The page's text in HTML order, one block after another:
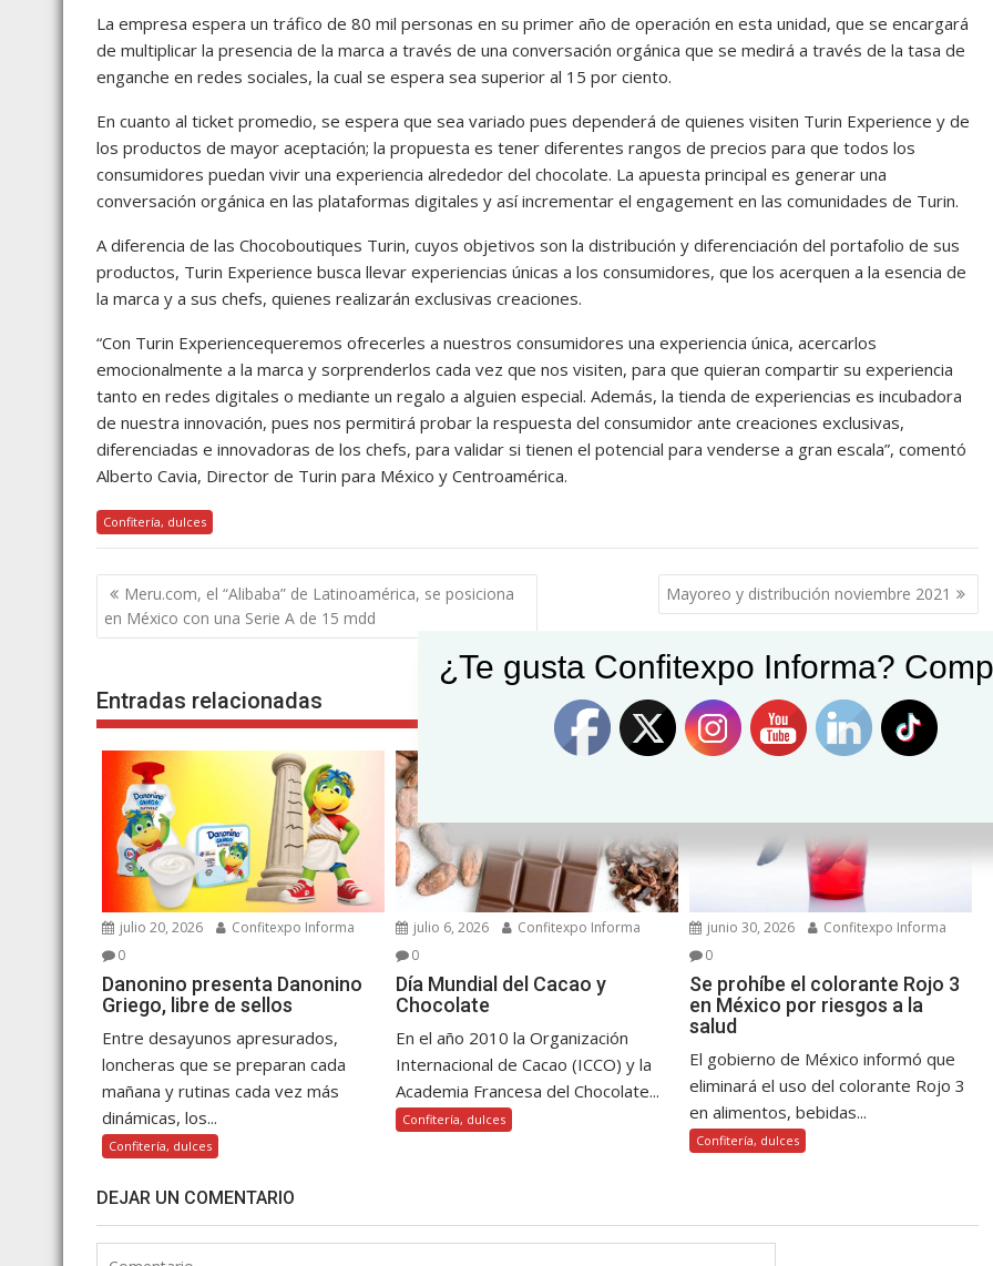
La empresa espera un tráfico de 80 mil personas en su primer año de operación en esta unidad, que se encargará
de multiplicar la presencia de la marca a través de una conversación orgánica que se medirá a través de la tasa de
enganche en redes sociales, la cual se espera sea superior al 15 por ciento.
En cuanto al ticket promedio, se espera que sea variado pues dependerá de quienes visiten Turin Experience y de
los productos de mayor aceptación; la propuesta es tener diferentes rangos de precios para que todos los
consumidores puedan vivir una experiencia alrededor del chocolate. La apuesta principal es generar una
conversación orgánica en las plataformas digitales y así incrementar el engagement en las comunidades de Turin.
A diferencia de las Chocoboutiques Turin, cuyos objetivos son la distribución y diferenciación del portafolio de sus
productos, Turin Experience busca llevar experiencias únicas a los consumidores, que los acerquen a la esencia de
la marca y a sus chefs, quienes realizarán exclusivas creaciones.
“Con Turin Experiencequeremos ofrecerles a nuestros consumidores una experiencia única, acercarlos
emocionalmente a la marca y sorprenderlos cada vez que nos visiten, para que quieran compartir su experiencia
tanto en redes digitales o mediante un regalo a alguien especial. Además, la tienda de experiencias es incubadora
de nuestra innovación, pues nos permitirá probar la respuesta del consumidor ante creaciones exclusivas,
diferenciadas e innovadoras de los chefs, para validar si tienen el potencial para venderse a gran escala”, comentó
Alberto Cavia, Director de Turin para México y Centroamérica.
Confitería, dulces
Navegación
de
entradas
Meru.com, el “Alibaba” de Latinoamérica, se posiciona
en México con una Serie A de 15 mdd
Mayoreo y distribución noviembre 2021
Entradas relacionadas
julio 20, 2026
Confitexpo Informa
0
Danonino presenta Danonino
Griego, libre de sellos
Entre desayunos apresurados,
loncheras que se preparan cada
mañana y rutinas cada vez más
dinámicas, los...
Confitería, dulces
julio 6, 2026
Confitexpo Informa
0
Día Mundial del Cacao y
Chocolate
En el año 2010 la Organización
Internacional de Cacao (ICCO) y la
Academia Francesa del Chocolate...
Confitería, dulces
junio 30, 2026
Confitexpo Informa
0
Se prohíbe el colorante Rojo 3
en México por riesgos a la
salud
El gobierno de México informó que
eliminará el uso del colorante Rojo 3
en alimentos, bebidas...
Confitería, dulces
DEJAR UN COMENTARIO
¿Te gusta Confitexpo Informa?